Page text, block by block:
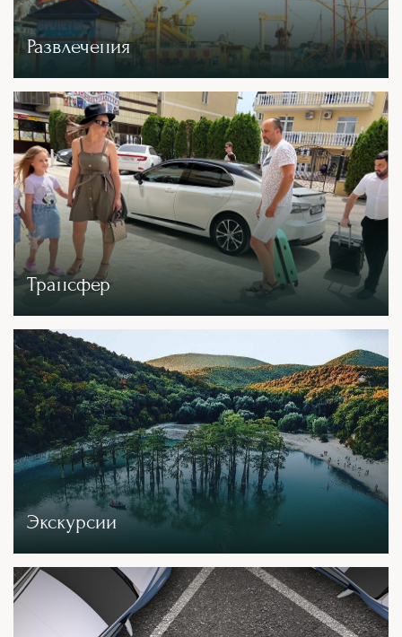
Развлечения
Трансфер
Экскурсии